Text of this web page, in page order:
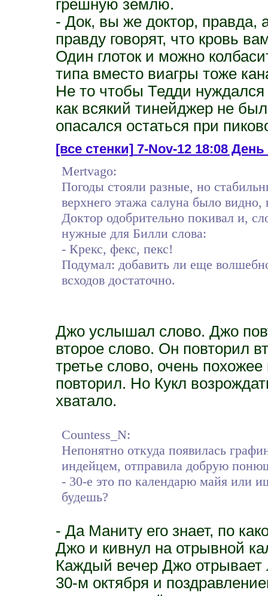
грешную землю.
- Док, вы же доктор, правда,
правду говорят, что кровь
Один глоток и можно
типа вместо виагры тоже
Не то чтобы Тедди
как всякий тинейджер не
опасался остаться при
[все стенки]7-Nov-12 18:08 День
Mertvago:
Погоды стояли разные, но
верхнего этажа салуна было
Доктор одобрительно покивал и,
нужные для Билли слова:
- Крекс, фекс, пекс!
Подумал: добавить ли еще
всходов достаточно.
Джо услышал слово. Джо
второе слово. Он повторил
третье слово, очень
повторил. Но Кукл
хватало.
Countess_N:
Непонятно откуда появилась
индейцем, отправила добрую
- 30-е это по календарю майя или
будешь?
- Да Маниту его знает, по
Джо и кивнул на отрывной
Каждый вечер Джо отрывает
30-м октября и